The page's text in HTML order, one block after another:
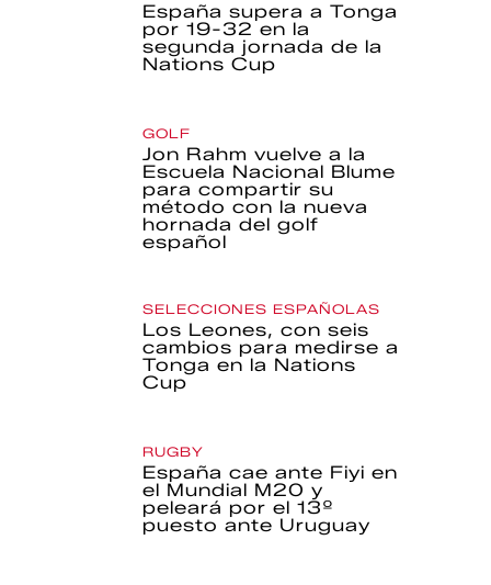
España supera a Tonga
por 19-32 en la
segunda jornada de la
Nations Cup
GOLF
Jon Rahm vuelve a la
Escuela Nacional Blume
para compartir su
método con la nueva
hornada del golf
español
SELECCIONES ESPAÑOLAS
Los Leones, con seis
cambios para medirse a
Tonga en la Nations
Cup
RUGBY
España cae ante Fiyi en
el Mundial M20 y
peleará por el 13º
puesto ante Uruguay